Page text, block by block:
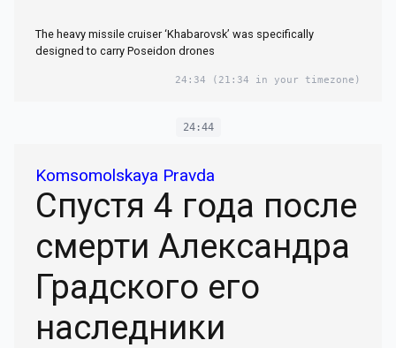
The heavy missile cruiser ‘Khabarovsk’ was specifically
designed to carry Poseidon drones
24:34 (21:34 in your timezone)
24:44
Komsomolskaya Pravda
Спустя 4 года после
смерти Александра
Градского его
наследники